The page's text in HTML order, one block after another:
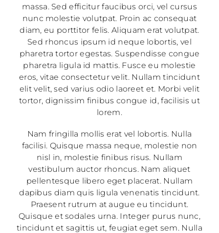
massa. Sed efficitur faucibus orci, vel cursus
nunc molestie volutpat. Proin ac consequat
diam, eu porttitor felis. Aliquam erat volutpat.
Sed rhoncus ipsum id neque lobortis, vel
pharetra tortor egestas. Suspendisse congue
pharetra ligula id mattis. Fusce eu molestie
eros, vitae consectetur velit. Nullam tincidunt
elit velit, sed varius odio laoreet et. Morbi velit
tortor, dignissim finibus congue id, facilisis ut
lorem.
Nam fringilla mollis erat vel lobortis. Nulla
facilisi. Quisque massa neque, molestie non
nisl in, molestie finibus risus. Nullam
vestibulum auctor rhoncus. Nam aliquet
pellentesque libero eget placerat. Nullam
dapibus diam quis ligula venenatis tincidunt.
Praesent rutrum at augue eu tincidunt.
Quisque et sodales urna. Integer purus nunc,
tincidunt et sagittis ut, feugiat eget sem. Nulla